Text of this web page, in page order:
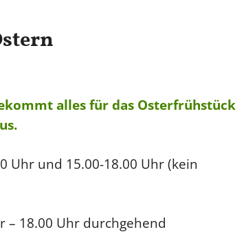
alles für das Osterfrühstück
Uhr und 15.00-18.00 Uhr (kein
– 18.00 Uhr durchgehend